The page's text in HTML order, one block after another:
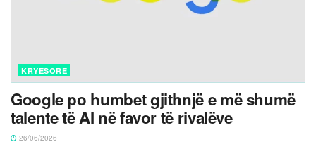
KRYESORE
Google po humbet gjithnjë e më shumë
talente të AI në favor të rivalëve
26/06/2026